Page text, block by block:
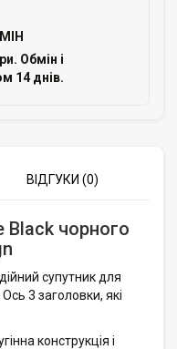
Обмін і
14 днів.
ВІДГУКИ (0)
Black чорного
супутник для
3 заголовки, які
конструкція і